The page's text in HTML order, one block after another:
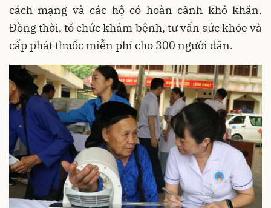
cách mạng và các hộ có hoàn cảnh khó khăn.
Đồng thời, tổ chức khám bệnh, tư vấn sức khỏe và
cấp phát thuốc miễn phí cho 300 người dân.